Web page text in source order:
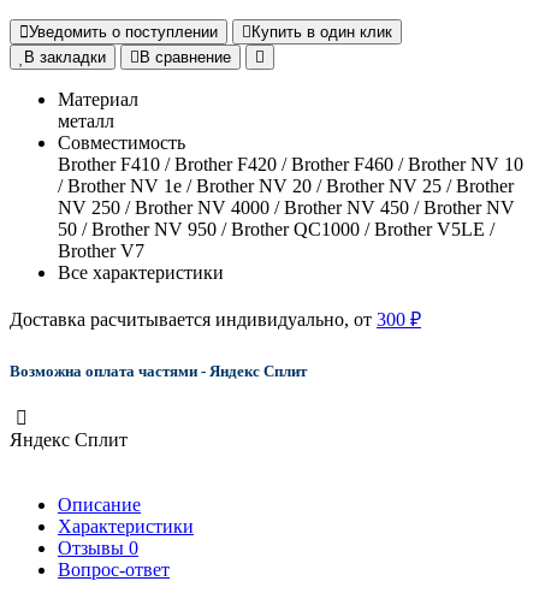
Уведомить о поступлении
Купить в один клик
В закладки
В сравнение
Материал
металл
Совместимость
Brother F410 / Brother F420 / Brother F460 / Brother NV 10
/ Brother NV 1e / Brother NV 20 / Brother NV 25 / Brother
NV 250 / Brother NV 4000 / Brother NV 450 / Brother NV
50 / Brother NV 950 / Brother QC1000 / Brother V5LE /
Brother V7
Все характеристики
Доставка расчитывается индивидуально, от 300 ₽
Возможна оплата частями - Яндекс Сплит
Яндекс Сплит
Описание
Характеристики
Отзывы 0
Вопрос-ответ